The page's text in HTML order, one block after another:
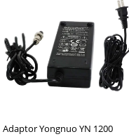
Adaptor Yongnuo YN 1200